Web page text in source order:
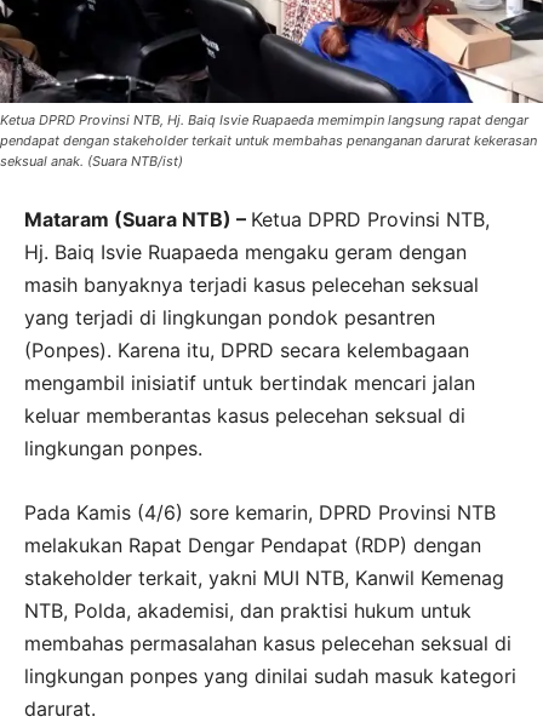
Ketua DPRD Provinsi NTB, Hj. Baiq Isvie Ruapaeda memimpin langsung rapat dengar
pendapat dengan stakeholder terkait untuk membahas penanganan darurat kekerasan
seksual anak. (Suara NTB/ist)
Mataram (Suara NTB) – Ketua DPRD Provinsi NTB,
Hj. Baiq Isvie Ruapaeda mengaku geram dengan
masih banyaknya terjadi kasus pelecehan seksual
yang terjadi di lingkungan pondok pesantren
(Ponpes). Karena itu, DPRD secara kelembagaan
mengambil inisiatif untuk bertindak mencari jalan
keluar memberantas kasus pelecehan seksual di
lingkungan ponpes.
Pada Kamis (4/6) sore kemarin, DPRD Provinsi NTB
melakukan Rapat Dengar Pendapat (RDP) dengan
stakeholder terkait, yakni MUI NTB, Kanwil Kemenag
NTB, Polda, akademisi, dan praktisi hukum untuk
membahas permasalahan kasus pelecehan seksual di
lingkungan ponpes yang dinilai sudah masuk kategori
darurat.